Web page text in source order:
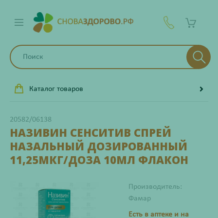
Каталог товаров
20582/06138
НАЗИВИН СЕНСИТИВ СПРЕЙ
НАЗАЛЬНЫЙ ДОЗИРОВАННЫЙ
11,25МКГ/ДОЗА 10МЛ ФЛАКОН
Производитель:
Фамар
Есть в аптеке и на